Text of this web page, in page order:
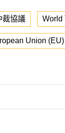
裁協議 World
Union (EU)